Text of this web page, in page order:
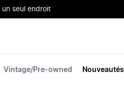
seul endroit
Vintage/Pre-owned Nouveautés